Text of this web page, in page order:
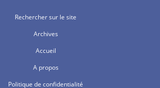
Rechercher sur le site
Archives
Accueil
A propos
Politique de confidentialité